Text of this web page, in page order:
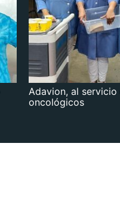
Adavion, al
oncológicos